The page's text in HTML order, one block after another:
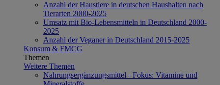
Anzahl der Haustiere in deutschen Haushalten nach
Tierarten 2000-2025
Umsatz mit Bio-Lebensmitteln in Deutschland 2000-
2025
Anzahl der Veganer in Deutschland 2015-2025
Konsum & FMCG
Themen
Weitere Themen
Nahrungsergänzungsmittel - Fokus: Vitamine und